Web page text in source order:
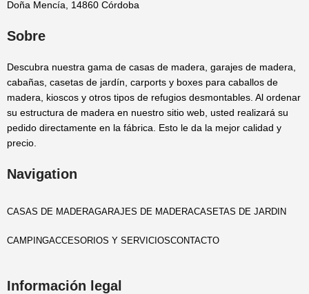
Doña Mencía, 14860 Córdoba
Sobre
Descubra nuestra gama de casas de madera, garajes de madera,
cabañas, casetas de jardín, carports y boxes para caballos de
madera, kioscos y otros tipos de refugios desmontables. Al ordenar
su estructura de madera en nuestro sitio web, usted realizará su
pedido directamente en la fábrica. Esto le da la mejor calidad y
precio.
Navigation
CASAS DE MADERAGARAJES DE MADERACASETAS DE JARDIN
CAMPINGACCESORIOS Y SERVICIOSCONTACTO
Información legal